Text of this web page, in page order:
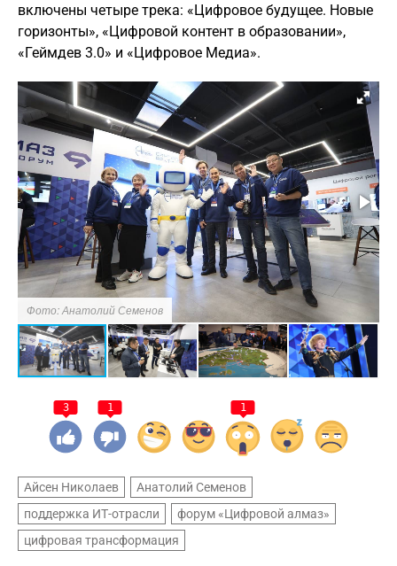
включены четыре трека: «Цифровое будущее. Новые
горизонты», «Цифровой контент в образовании»,
«Геймдев 3.0» и «Цифровое Медиа».
Фото: Анатолий Семенов
3 1 1
Айсен Николаев
Анатолий Семенов
поддержка ИТ-отрасли
форум «Цифровой алмаз»
цифровая трансформация